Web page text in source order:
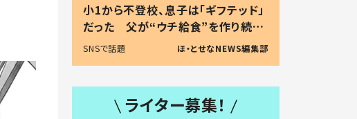
小1から不登校、息子は「ギフテッド」
だった 父が“ウチ給食”を作り続け
る理由とは #令和の親 #令和の子
SNSで話題 ほ・とせなNEWS編集部
ライター募集！